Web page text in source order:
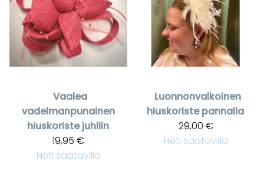
Vaalea
vadelmanpunainen
hiuskoriste juhliin
19,95 €
Heti saatavilla
Luonnonvalkoinen
hiuskoriste pannalla
29,00 €
Heti saatavilla